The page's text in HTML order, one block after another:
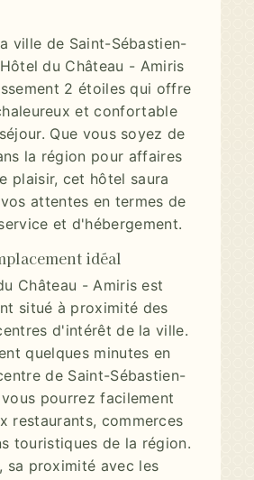
ville de Saint-Sébastien-
du Château - Amiris
2 étoiles qui offre
et confortable
Que vous soyez de
la région pour affaires
plaisir, cet hôtel saura
attentes en termes de
et d'hébergement.
idéal
Château - Amiris est
situé à proximité des
d'intérêt de la ville.
quelques minutes en
de Saint-Sébastien-
pourrez facilement
restaurants, commerces
touristiques de la région.
sa proximité avec les